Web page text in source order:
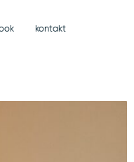
kontakt